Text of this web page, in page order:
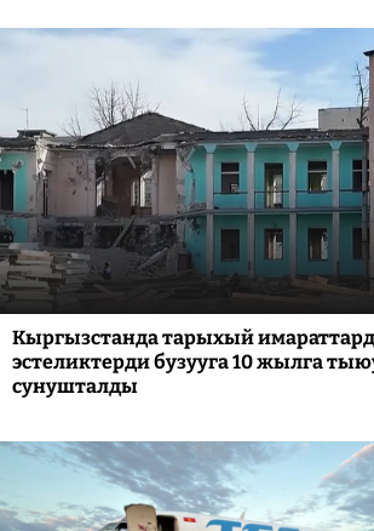
Кыргызстанда тарыхый
эстеликтерди бузууга 10 жылга
сунушталды